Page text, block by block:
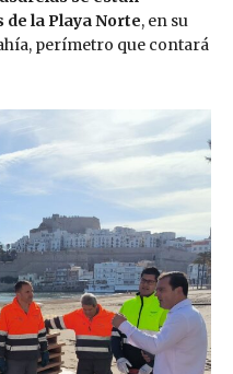
la Playa Norte, en su
perímetro que contará